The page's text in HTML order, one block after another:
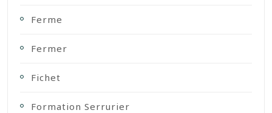
Ferme
Fermer
Fichet
Formation Serrurier